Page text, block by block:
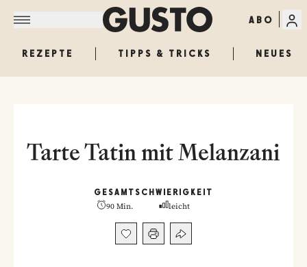
ABO
REZEPTE TIPPS & TRICKS NEUES
Tarte Tatin mit Melanzani
GESAMT
90 Min.
SCHWIERIGKEIT
leicht